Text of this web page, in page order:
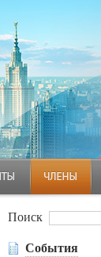
Поиск
События